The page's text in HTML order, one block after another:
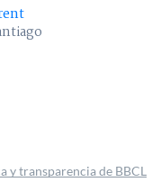
y transparencia de BBCL